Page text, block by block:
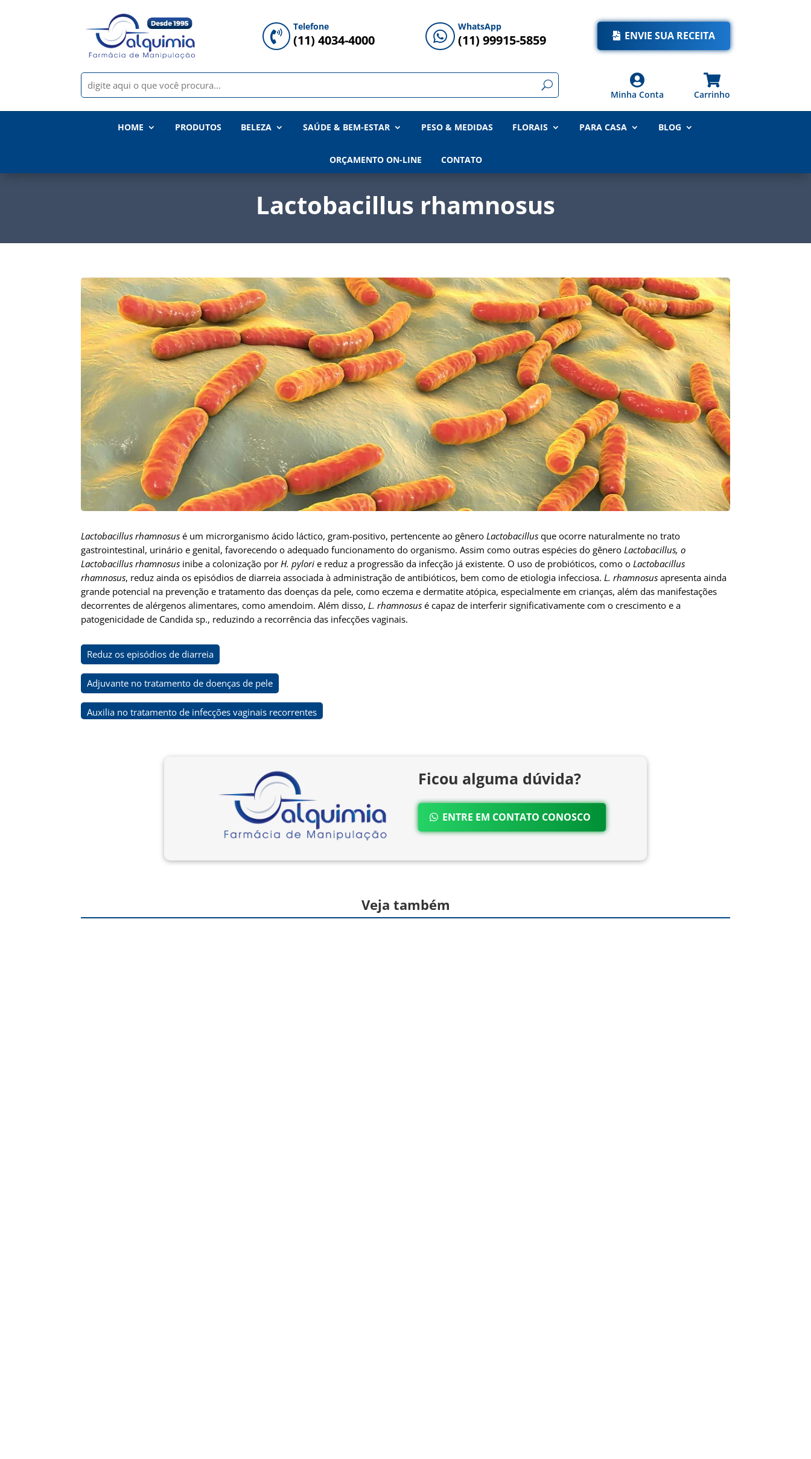

Telefone
(11) 4034-4000 
WhatsApp
(11) 99915-5859 ENVIE SUA RECEITA

Minha Conta

Carrinho
HOME PRODUTOS BELEZA SAÚDE & BEM-ESTAR PESO & MEDIDAS FLORAIS PARA CASA BLOG
ORÇAMENTO ON-LINE CONTATO
Lactobacillus rhamnosus
Lactobacillus rhamnosus é um microrganismo ácido láctico, gram-positivo, pertencente ao gênero Lactobacillus que ocorre naturalmente no trato
gastrointestinal, urinário e genital, favorecendo o adequado funcionamento do organismo. Assim como outras espécies do gênero Lactobacillus, o
Lactobacillus rhamnosus inibe a colonização por H. pylori e reduz a progressão da infecção já existente. O uso de probióticos, como o Lactobacillus
rhamnosus, reduz ainda os episódios de diarreia associada à administração de antibióticos, bem como de etiologia infecciosa. L. rhamnosus apresenta ainda
grande potencial na prevenção e tratamento das doenças da pele, como eczema e dermatite atópica, especialmente em crianças, além das manifestações
decorrentes de alérgenos alimentares, como amendoim. Além disso, L. rhamnosus é capaz de interferir significativamente com o crescimento e a
patogenicidade de Candida sp., reduzindo a recorrência das infecções vaginais.
Reduz os episódios de diarreia
Adjuvante no tratamento de doenças de pele
Auxilia no tratamento de infecções vaginais recorrentes
Ficou alguma dúvida?
ENTRE EM CONTATO CONOSCO
Veja também